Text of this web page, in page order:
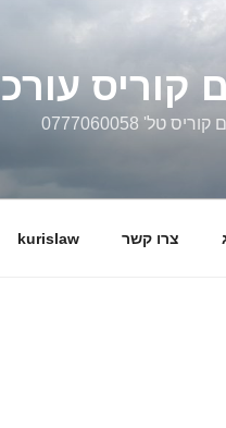
קוריס
טל' 0777060058
צרו קשר kurislaw